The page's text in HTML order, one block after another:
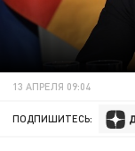
13 АПРЕЛЯ 09:04
ПОДПИШИТЕСЬ: